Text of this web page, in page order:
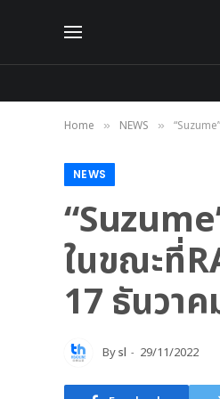
Home » NEWS »
NEWS
ในขณะที่
17 ธันวา
Bysl 29/11/2022